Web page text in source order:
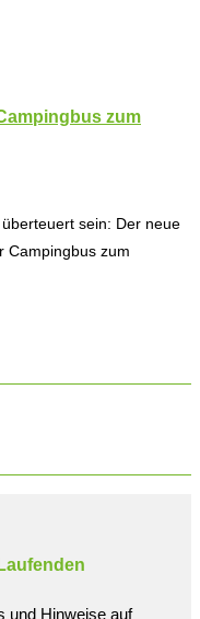
zum
sein: Der neue
Campingbus zum
und Hinweise auf